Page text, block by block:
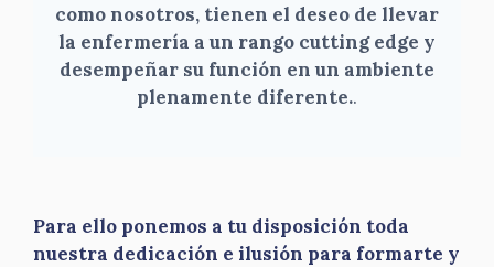
como nosotros, tienen el deseo de llevar
la enfermería a un rango cutting edge y
desempeñar su función en un ambiente
plenamente diferente..
Para ello ponemos a tu disposición toda
nuestra dedicación e ilusión para formarte y